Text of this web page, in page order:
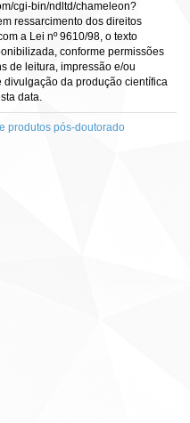
cgi-bin/ndltd/chameleon?
ressarcimento dos direitos
a Lei nº 9610/98, o texto
conforme permissões
de leitura, impressão e/ou
divulgação da produção científica
data.
produtos pós-doutorado